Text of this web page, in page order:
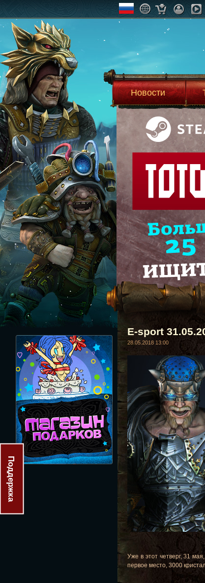
Новости
E-sport
28.05.2018 13:00
Уже в этот четверг, 31
первое место, 3000
Поддержка